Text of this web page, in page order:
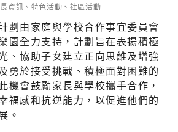
徐廸峯 2C
劉鎧豪 2C
謝思樂 2D
2D
樂、2C 徐梓熙獲得
資訊 、 特色活動 、 社區活動
劃由家庭與學校合作事宜委員會
園全力支持，計劃旨在表揚積極
、協助子女建立正向思維及增強
勇於接受挑戰、積極面對困難的
機會鼓勵家長與學校攜手合作，
福感和抗逆能力，以促進他們的
。